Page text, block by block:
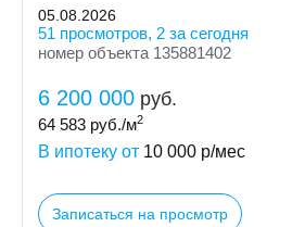
индивидуальному пpoeкту
05.08.2026
51 просмотров, 2 за сегодня
номер объекта 135881402
6 200 000 руб.
64 583 руб./м2
В ипотеку от 10 000 р/мес
Записаться на просмотр